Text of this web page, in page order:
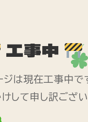
工事中
ジは現在工事中で
して申し訳ござい